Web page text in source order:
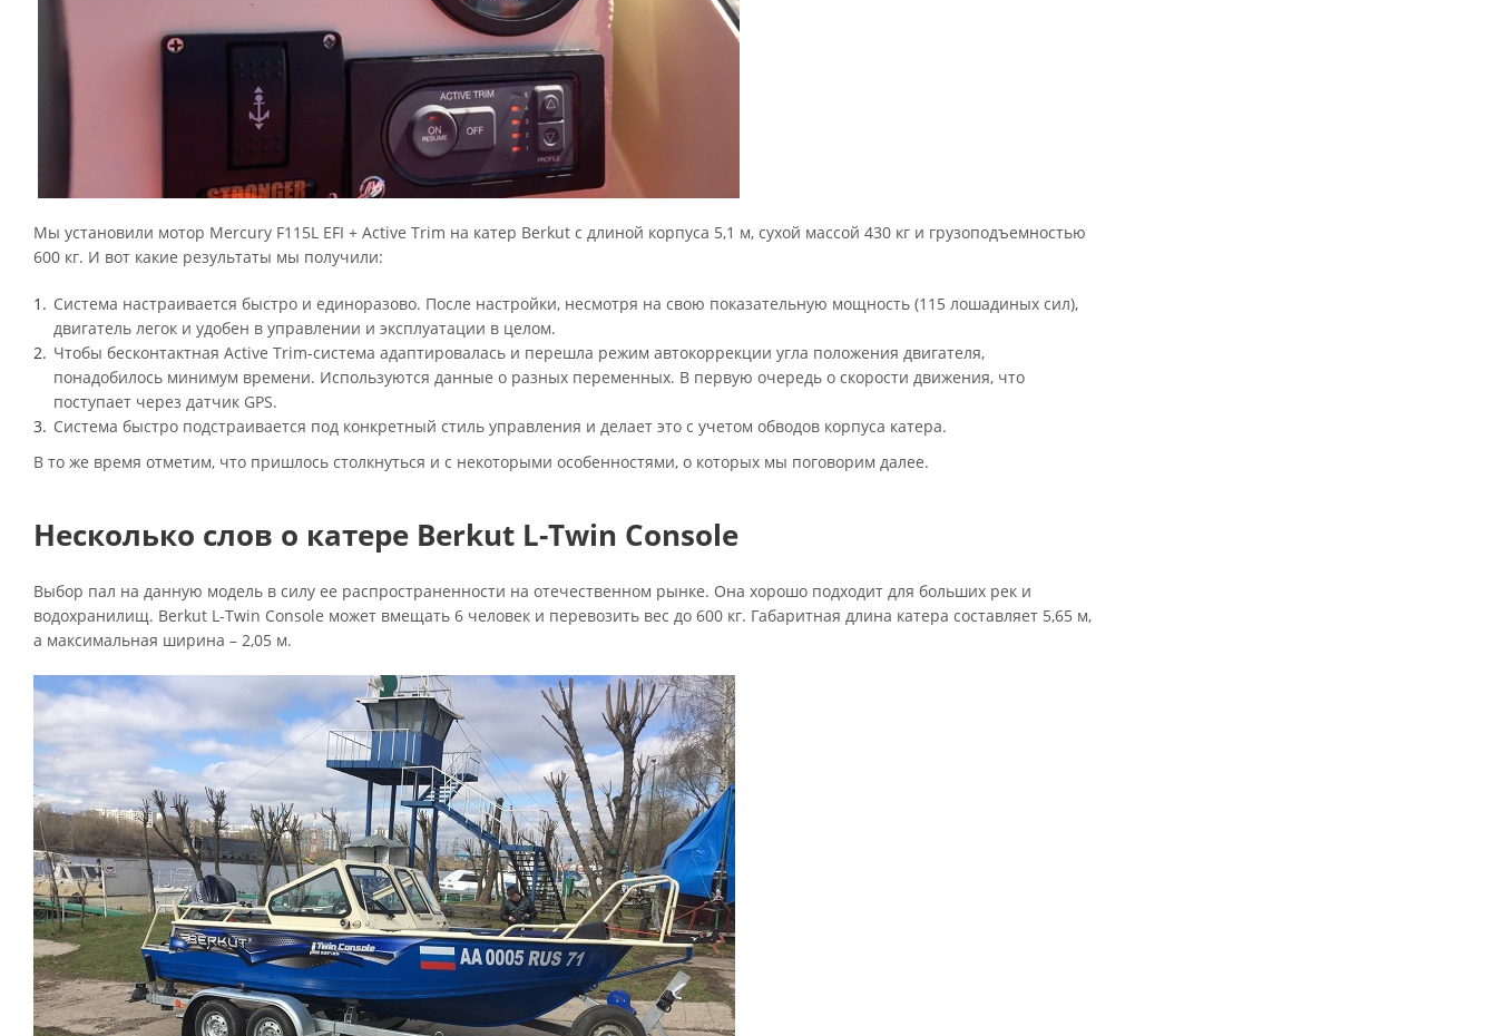
Мы установили мотор Mercury F115L EFI + Active Trim на катер Berkut с длиной корпуса 5,1 м, сухой массой 430 кг и грузоподъемностью
600 кг. И вот какие результаты мы получили:
Система настраивается быстро и единоразово. После настройки, несмотря на свою показательную мощность (115 лошадиных сил),
двигатель легок и удобен в управлении и эксплуатации в целом.
Чтобы бесконтактная Active Trim-система адаптировалась и перешла режим автокоррекции угла положения двигателя,
понадобилось минимум времени. Используются данные о разных переменных. В первую очередь о скорости движения, что
поступает через датчик GPS.
Система быстро подстраивается под конкретный стиль управления и делает это с учетом обводов корпуса катера.
В то же время отметим, что пришлось столкнуться и с некоторыми особенностями, о которых мы поговорим далее.
Несколько слов о катере Berkut L-Twin Console
Выбор пал на данную модель в силу ее распространенности на отечественном рынке. Она хорошо подходит для больших рек и
водохранилищ. Berkut L-Twin Console может вмещать 6 человек и перевозить вес до 600 кг. Габаритная длина катера составляет 5,65 м,
а максимальная ширина – 2,05 м.